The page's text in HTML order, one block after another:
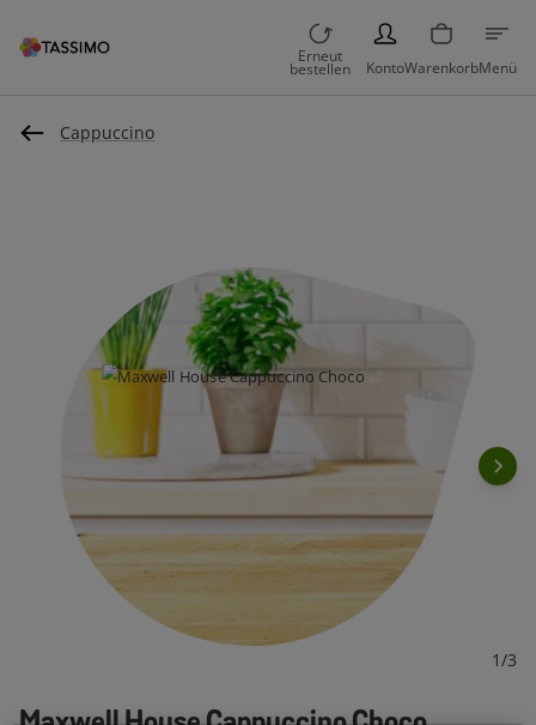
Erneut
bestellen
PERSON
KontoWarenkorbMenü
Cappuccino
1/3